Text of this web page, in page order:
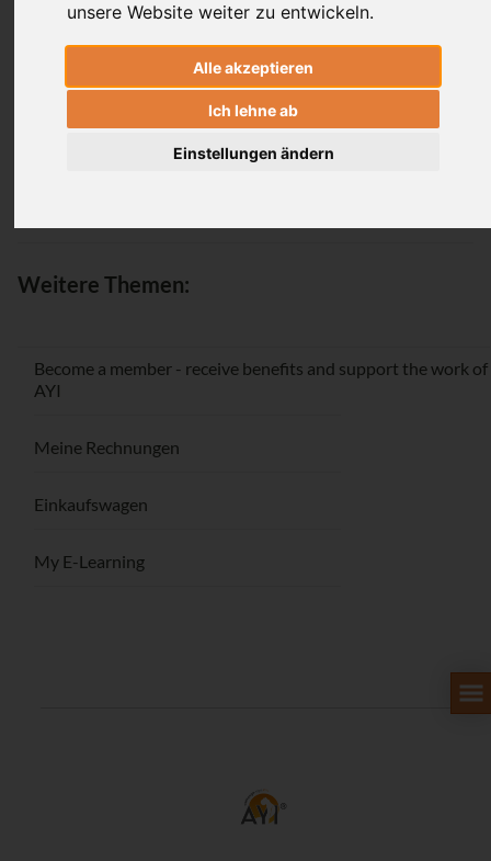
unsere Website weiter zu entwickeln.
Alle akzeptieren
Ich lehne ab
Einstellungen ändern
Passwort vergessen / Registrieren
Weitere Themen:
Become a member - receive benefits and support the work of
AYI
Meine Rechnungen
Einkaufswagen
My E-Learning